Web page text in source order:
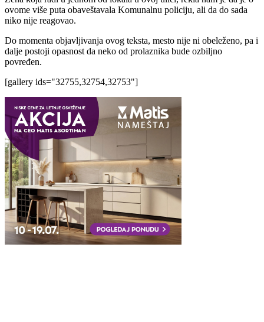
ovome više puta obaveštavala Komunalnu policiju, ali da do sada
niko nije reagovao.
Do momenta objavljivanja ovog teksta, mesto nije ni obeleženo, pa i
dalje postoji opasnost da neko od prolaznika bude ozbiljno
povređen.
[gallery ids="32755,32754,32753"]